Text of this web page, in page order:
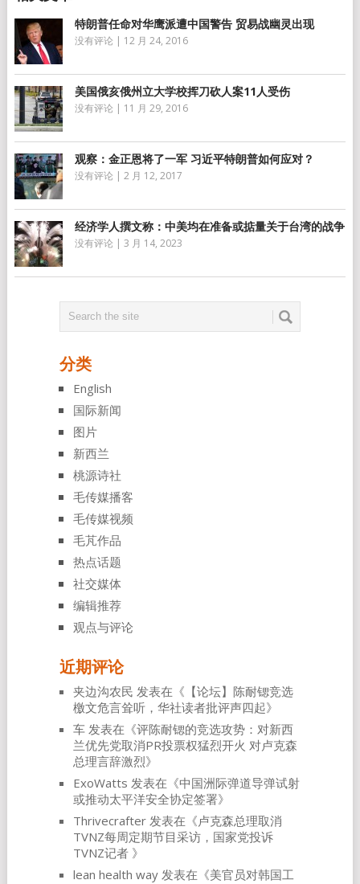
特朗普任命对华鹰派遭中国警告 贸易战幽灵出现
没有评论 | 12 月 24, 2016
美国俄亥俄州立大学校挥刀砍人案11人受伤
没有评论 | 11 月 29, 2016
观察：金正恩将了一军 习近平特朗普如何应对？
没有评论 | 2 月 12, 2017
经济学人撰文称：中美均在准备或掂量关于台湾的战争
没有评论 | 3 月 14, 2023
分类
English
国际新闻
图片
新西兰
桃源诗社
毛传媒播客
毛传媒视频
毛芃作品
热点话题
社交媒体
编辑推荐
观点与评论
近期评论
夹边沟农民 发表在《 【论坛】陈耐锶竞选
檄文危言耸听，华社读者批评声四起》
车发表在《评陈耐锶的竞选攻势：对新西
兰优先党取消PR投票权猛烈开火 对卢克森
总理言辞激烈》
ExoWatts 发表在《中国洲际弹道导弹试射
或推动太平洋安全协定签署》
Thrivecrafter发表在《卢克森总理取消
TVNZ每周定期节目采访，国家党投诉
TVNZ记者 》
lean health way发表在《美官员对韩国工